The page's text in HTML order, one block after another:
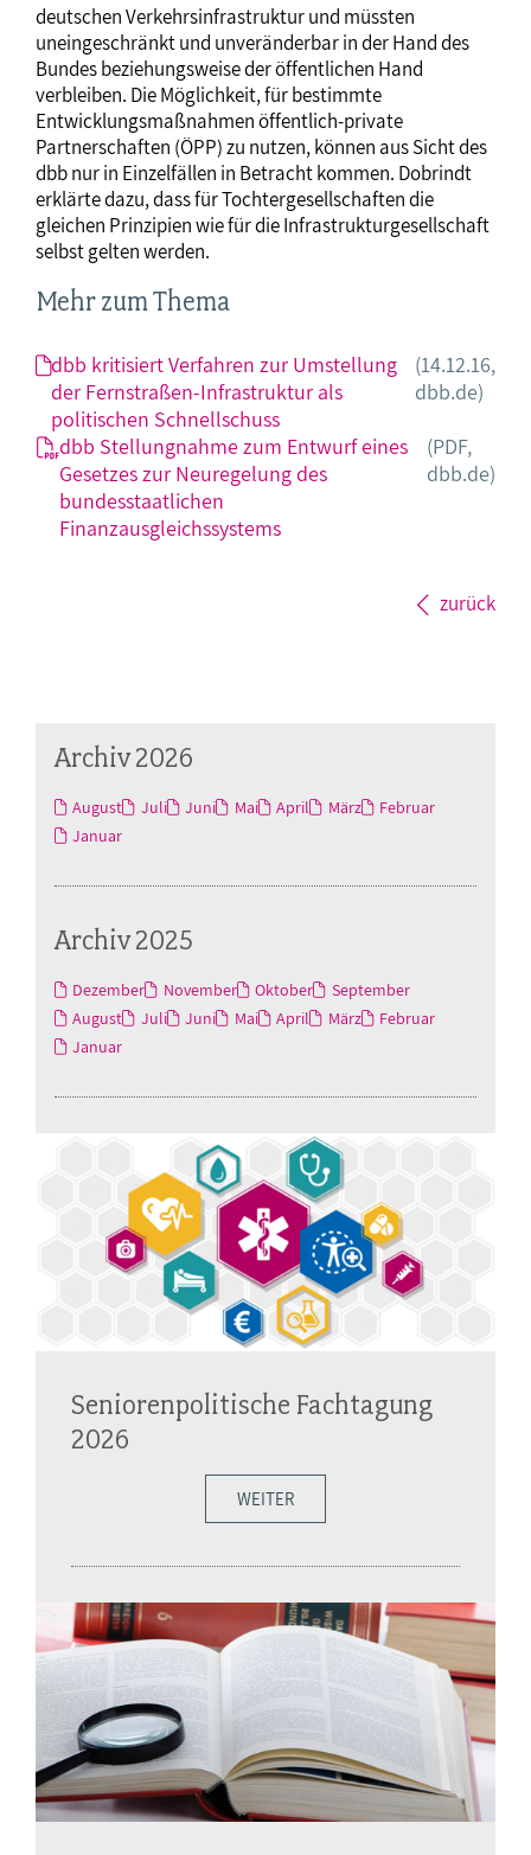
deutschen Verkehrsinfrastruktur und müssten
uneingeschränkt und unveränderbar in der Hand des
Bundes beziehungsweise der öffentlichen Hand
verbleiben. Die Möglichkeit, für bestimmte
Entwicklungsmaßnahmen öffentlich-private
Partnerschaften (ÖPP) zu nutzen, können aus Sicht des
dbb nur in Einzelfällen in Betracht kommen. Dobrindt
erklärte dazu, dass für Tochtergesellschaften die
gleichen Prinzipien wie für die Infrastrukturgesellschaft
selbst gelten werden.
Mehr zum Thema
dbb kritisiert Verfahren zur Umstellung
der Fernstraßen-Infrastruktur als
politischen Schnellschuss
(14.12.16,
dbb.de)
dbb Stellungnahme zum Entwurf eines
Gesetzes zur Neuregelung des
bundesstaatlichen
Finanzausgleichssystems
(PDF,
dbb.de)
zurück
Archiv 2026
August Juli Juni Mai April März
Februar
Januar
Archiv 2025
Dezember November Oktober
September
August
Juli Juni Mai April März
Februar
Januar
Seniorenpolitische Fachtagung
2026
WEITER